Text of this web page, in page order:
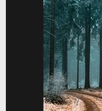
F.B. ve S.B.
şüpheli, […]